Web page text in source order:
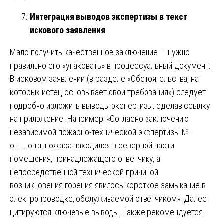
Интеграция выводов экспертизы в текст
искового заявления
Мало получить качественное заключение — нужно
правильно его «упаковать» в процессуальный документ.
В исковом заявлении (в разделе «Обстоятельства, на
которых истец основывает свои требования») следует
подробно изложить выводы экспертизы, сделав ссылку
на приложение. Например: «Согласно заключению
независимой пожарно-технической экспертизы №…
от…., очаг пожара находился в северной части
помещения, принадлежащего ответчику, а
непосредственной технической причиной
возникновения горения явилось короткое замыкание в
электропроводке, обслуживаемой ответчиком». Далее
цитируются ключевые выводы. Также рекомендуется